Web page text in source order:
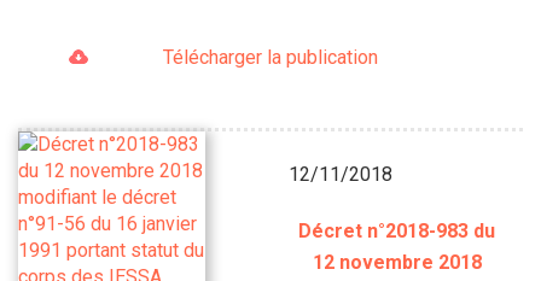
Télécharger la publication
12/11/2018
Décret n°2018-983 du
12 novembre 2018